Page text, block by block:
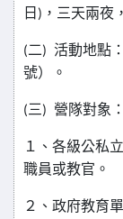
日 ) ，三天兩夜
(二) 活動地點
號）。
(三) 營隊對象：
１、各級公私
職員或教官。
２、政府教育